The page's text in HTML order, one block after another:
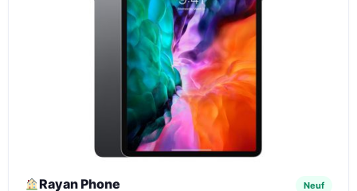
Rayan Phone Neuf